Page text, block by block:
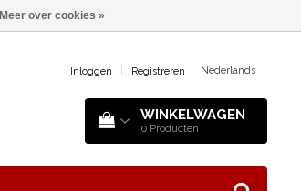
Inloggen Registreren Nederlands
WINKELWAGEN
0 Producten
Meer over cookies »